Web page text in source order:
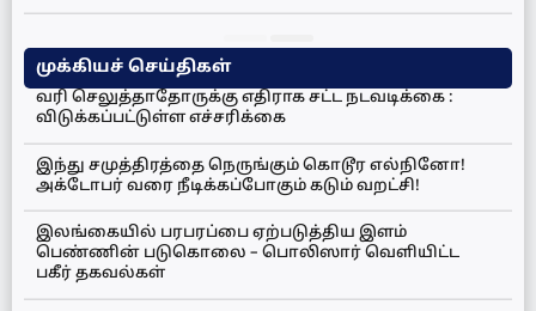
முக்கியச் செய்திகள்
வரி செலுத்தாதோருக்கு எதிராக சட்ட நடவடிக்கை :
விடுக்கப்பட்டுள்ள எச்சரிக்கை
இந்து சமுத்திரத்தை நெருங்கும் கொடூர எல்நினோ!
அக்டோபர் வரை நீடிக்கப்போகும் கடும் வறட்சி!
இலங்கையில் பரபரப்பை ஏற்படுத்திய இளம்
பெண்ணின் படுகொலை – பொலிஸார் வெளியிட்ட
பகீர் தகவல்கள்